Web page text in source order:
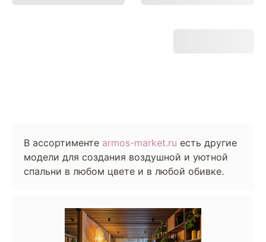
В ассортименте armos-market.ru есть другие
модели для создания воздушной и уютной
спальни в любом цвете и в любой обивке.